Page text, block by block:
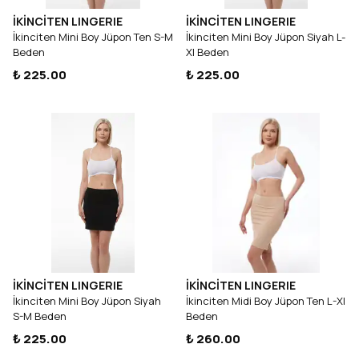
İKİNCİTEN LINGERIE
İkinciten Mini Boy Jüpon Ten S-M
Beden
₺ 225.00
İKİNCİTEN LINGERIE
İkinciten Mini Boy Jüpon Siyah L-
Xl Beden
₺ 225.00
İKİNCİTEN LINGERIE
İkinciten Mini Boy Jüpon Siyah
S-M Beden
₺ 225.00
İKİNCİTEN LINGERIE
İkinciten Midi Boy Jüpon Ten L-Xl
Beden
₺ 260.00